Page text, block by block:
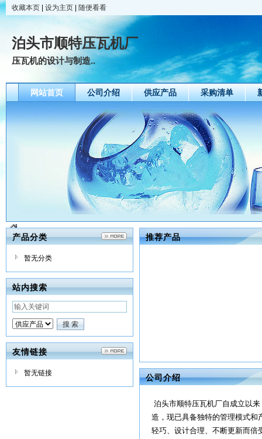
收藏本页 设为主页 随便看看
泊头市顺特压瓦机厂
压瓦机的设计与制造..
网站首页 公司介绍 供应产品 采购清单
产品分类
暂无分类
站内搜索
友情链接
暂无链接
推荐产品
公司介绍
泊头市顺特压瓦机厂自成立以
造，现已具备独特的管理模式和
轻巧、设计合理、不断更新而倍